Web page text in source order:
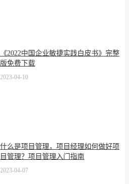
《2022中国企业敏捷实践白皮书》完整
版免费下载
2023-04-10
什么是项目管理，项目经理如何做好项
目管理？项目管理入门指南
2023-04-07